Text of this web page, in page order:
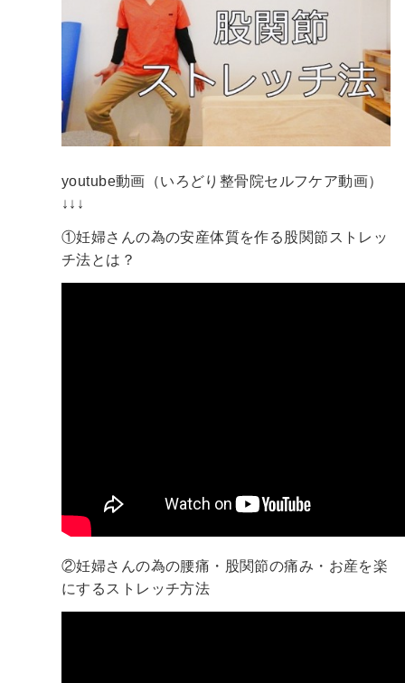
youtube動画（いろどり整骨院セルフケア動画）
↓↓↓
①妊婦さんの為の安産体質を作る股関節ストレッ
チ法とは？
②妊婦さんの為の腰痛・股関節の痛み・お産を楽
にするストレッチ方法